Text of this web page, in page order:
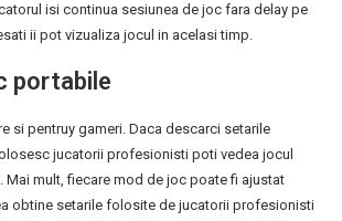
isi continua sesiunea de joc fara delay pe
ii pot vizualiza jocul in acelasi timp.
portabile
si pentruy gameri. Daca descarci setarile
jucatorii profesionisti poti vedea jocul
Mai mult, fiecare mod de joc poate fi ajustat
obtine setarile folosite de jucatorii profesionisti